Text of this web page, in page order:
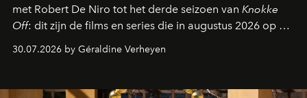
met Robert De Niro tot het derde seizoen van Knokke
Off: dit zijn de films en series die in augustus 2026 op de
30.07.2026 by Géraldine Verheyen